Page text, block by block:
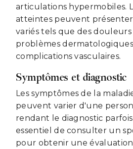
articulations hypermobiles.
atteintes peuvent
variés tels que des
problèmes
complications vasculaires.
Symptômes et diagnostic
Les symptômes de la
peuvent varier d'une
rendant le diagnostic
essentiel de consulter un
pour obtenir une